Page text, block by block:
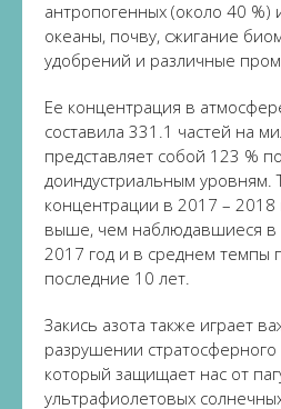
антропогенных (около 40 %)
океаны, почву, сжигание
удобрений и различные
Ее концентрация в
составила 331.1 частей на
представляет собой 123 %
доиндустриальным уровням.
концентрации в 2017 – 2018
выше, чем наблюдавшиеся в
2017 год и в среднем темпы
последние 10 лет.
Закись азота также играет
разрушении стратосферного
который защищает нас от
ультрафиолетовых